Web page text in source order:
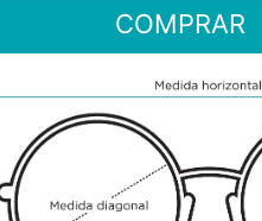
COMPRAR